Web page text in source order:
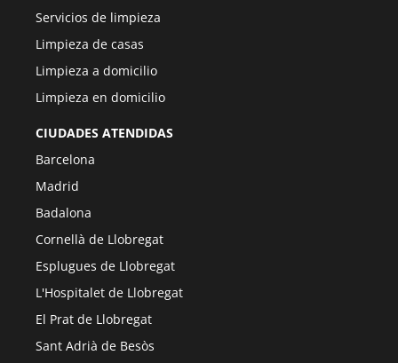
Servicios de limpieza
Limpieza de casas
Limpieza a domicilio
Limpieza en domicilio
CIUDADES ATENDIDAS
Barcelona
Madrid
Badalona
Cornellà de Llobregat
Esplugues de Llobregat
L'Hospitalet de Llobregat
El Prat de Llobregat
Sant Adrià de Besòs